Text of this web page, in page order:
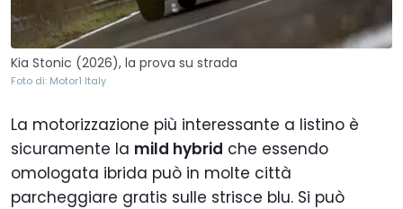
Kia Stonic (2026), la prova su strada
Foto di: Motor1 Italy
La motorizzazione più interessante a listino è
sicuramente la mild hybrid che essendo
omologata ibrida può in molte città
parcheggiare gratis sulle strisce blu. Si può